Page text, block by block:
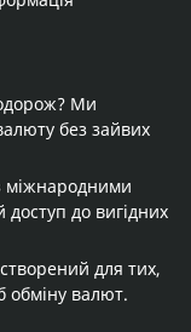
Ми
без зайвих
міжнародними
до вигідних
для тих,
обміну валют.